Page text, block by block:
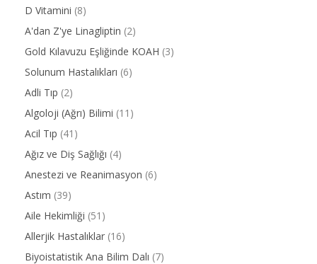
D Vitamini (8)
A'dan Z'ye Linagliptin (2)
Gold Kılavuzu Eşliğinde KOAH (3)
Solunum Hastalıkları (6)
Adli Tıp (2)
Algoloji (Ağrı) Bilimi (11)
Acil Tıp (41)
Ağız ve Diş Sağlığı (4)
Anestezi ve Reanimasyon (6)
Astım (39)
Aile Hekimliği (51)
Allerjik Hastalıklar (16)
Biyoistatistik Ana Bilim Dalı (7)